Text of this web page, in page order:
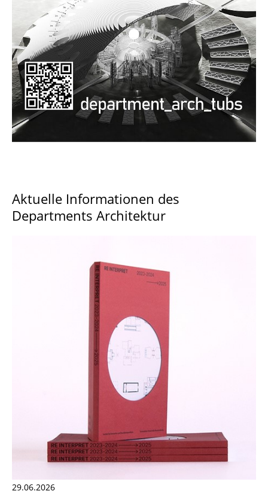
Documents and Downloads
Aktuelle Informationen des
Departments Architektur
29.06.2026